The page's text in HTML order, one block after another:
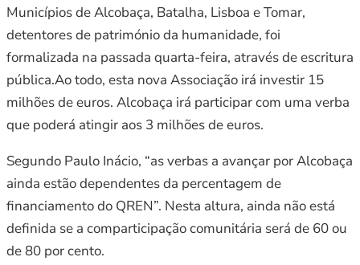
Municípios de Alcobaça, Batalha, Lisboa e Tomar,
detentores de património da humanidade, foi
formalizada na passada quarta-feira, através de escritura
pública.Ao todo, esta nova Associação irá investir 15
milhões de euros. Alcobaça irá participar com uma verba
que poderá atingir aos 3 milhões de euros.
Segundo Paulo Inácio, “as verbas a avançar por Alcobaça
ainda estão dependentes da percentagem de
financiamento do QREN”. Nesta altura, ainda não está
definida se a comparticipação comunitária será de 60 ou
de 80 por cento.